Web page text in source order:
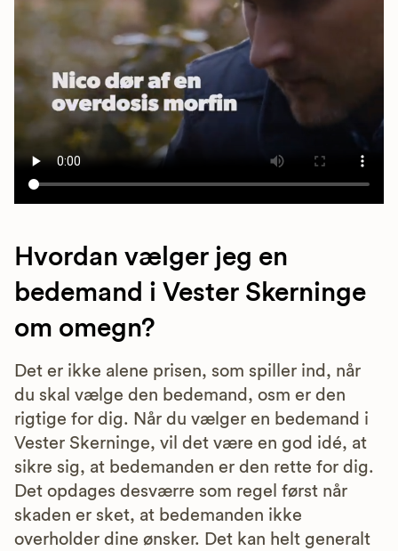
Hvordan vælger jeg en
bedemand i Vester Skerninge
om omegn?
Det er ikke alene prisen, som spiller ind, når
du skal vælge den bedemand, osm er den
rigtige for dig. Når du vælger en bedemand i
Vester Skerninge, vil det være en god idé, at
sikre sig, at bedemanden er den rette for dig.
Det opdages desværre som regel først når
skaden er sket, at bedemanden ikke
overholder dine ønsker. Det kan helt generalt